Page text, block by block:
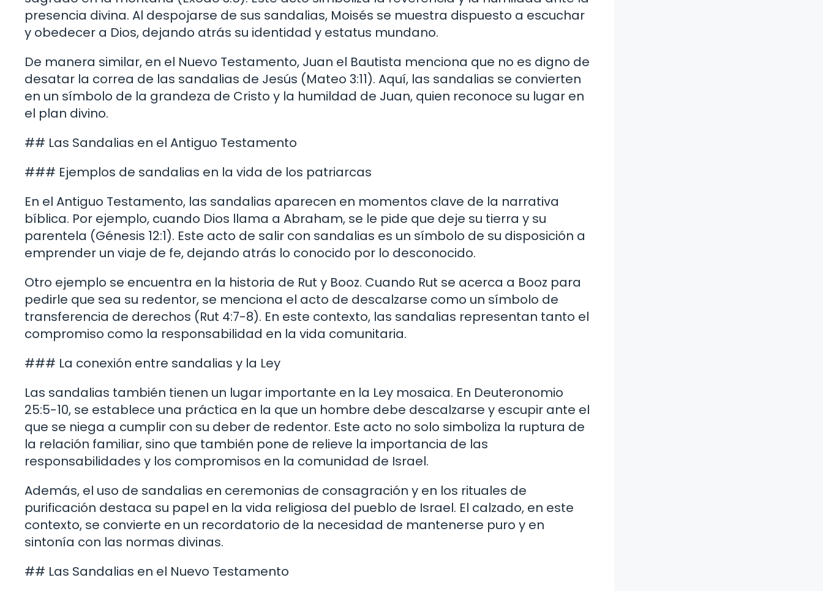
presencia divina. Al despojarse de sus sandalias, Moisés se muestra dispuesto a escuchar
y obedecer a Dios, dejando atrás su identidad y estatus mundano.
De manera similar, en el Nuevo Testamento, Juan el Bautista menciona que no es digno de
desatar la correa de las sandalias de Jesús (Mateo 3:11). Aquí, las sandalias se convierten
en un símbolo de la grandeza de Cristo y la humildad de Juan, quien reconoce su lugar en
el plan divino.
## Las Sandalias en el Antiguo Testamento
### Ejemplos de sandalias en la vida de los patriarcas
En el Antiguo Testamento, las sandalias aparecen en momentos clave de la narrativa
bíblica. Por ejemplo, cuando Dios llama a Abraham, se le pide que deje su tierra y su
parentela (Génesis 12:1). Este acto de salir con sandalias es un símbolo de su disposición a
emprender un viaje de fe, dejando atrás lo conocido por lo desconocido.
Otro ejemplo se encuentra en la historia de Rut y Booz. Cuando Rut se acerca a Booz para
pedirle que sea su redentor, se menciona el acto de descalzarse como un símbolo de
transferencia de derechos (Rut 4:7-8). En este contexto, las sandalias representan tanto el
compromiso como la responsabilidad en la vida comunitaria.
### La conexión entre sandalias y la Ley
Las sandalias también tienen un lugar importante en la Ley mosaica. En Deuteronomio
25:5-10, se establece una práctica en la que un hombre debe descalzarse y escupir ante el
que se niega a cumplir con su deber de redentor. Este acto no solo simboliza la ruptura de
la relación familiar, sino que también pone de relieve la importancia de las
responsabilidades y los compromisos en la comunidad de Israel.
Además, el uso de sandalias en ceremonias de consagración y en los rituales de
purificación destaca su papel en la vida religiosa del pueblo de Israel. El calzado, en este
contexto, se convierte en un recordatorio de la necesidad de mantenerse puro y en
sintonía con las normas divinas.
## Las Sandalias en el Nuevo Testamento